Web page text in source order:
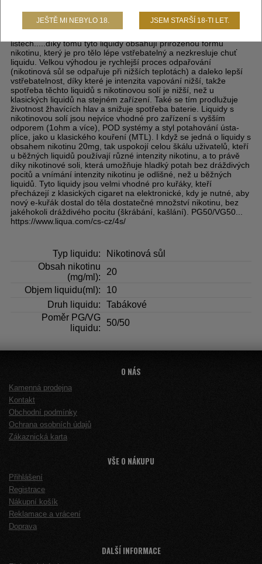
nikotinovou sůl, díky které dochází k rychlejší a kvalitnější
vstřebatelnosti = bez dráždivého pocitu v krku oproti klasickým
listech.....díky tomu tyto liquidy obsahují přirozenou formu
nikotinu, který je pro tělo lépe vstřebatelný a nezkresluje chuť
liquidu. Velkou výhodou je rychlejší proces odpařování
(nikotinová sůl se odpařuje při nižších teplotách) a daleko lepší
vstřebatelnost, díky které je intenzita vapování nižší, takže
spotřeba těchto liquidů s nikotinovou solí je nižší, než u
klasických liquidů na stejném zařízení. Také se tím prodlužuje
životnost žhavících hlav a snižuje spotřeba baterie. Liquidy s
nikotinovou solí jsou nejvíce vhodné pro zařízení s vyšším
odporem (1ohm a více), POD systémy a styl potahování ústa-
plíce, jako u klasického kouření (MTL). I když se jedná o liquidy s
obsahem nikotinu 20mg, tak uspokojí celou škálu uživatelů, kteří
u běžných liquidů používají různé intenzity nikotinu, a to právě
díky nikotinové soli, která umožňuje hladký potah bez dráždivých
pocitů a vnímání intenzity nikotinu je odlišné, než u běžných
liquidů. Tyto liquidy jsou velmi vhodné pro kuřáky, kteří
přecházejí z klasických cigaret na elektronické, kdy je nutné, aby
nový e-kuřák dostal do těla dostatečné množství nikotinu, bez
jakéhokoli dráždivého pocitu (škrábání, kašlání). PG50/VG50...
https://www.liqua.com/cs-cz/4s/
Typ liquidu:
Nikotinová sůl
Obsah nikotinu
(mg/ml):
20
Objem liquidu(ml):
10
Druh liquidu:
Tabákové
Poměr PG/VG
liquidu:
50/50
O NÁS
Kamenná prodejna
Kontakt
Obchodní podmínky
Ochrana osobních údajů
Zákaznická karta
VŠE O NÁKUPU
Přihlášení
Registrace
Nákupní košík
Reklamace a vrácení
Doprava
DALŠÍ INFORMACE
JEŠTĚ MI NEBYLO 18. JSEM STARŠÍ 18-TI LET.